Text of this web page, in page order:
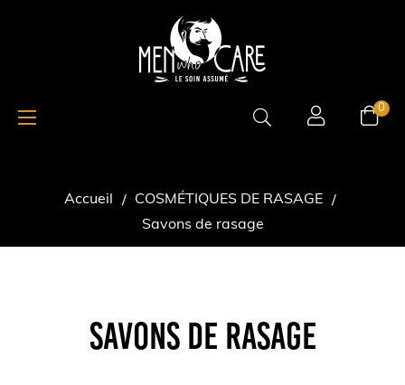
0
Basculer
la
☰
Accueil
COSMÉTIQUES DE RASAGE
Savons de rasage
SAVONS DE RASAGE